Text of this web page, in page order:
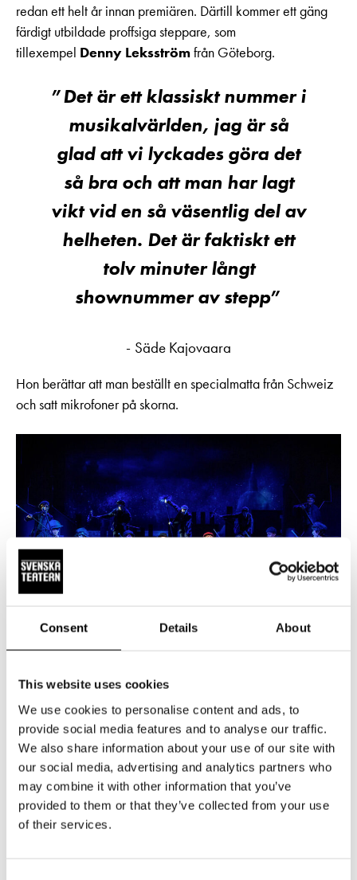
Consent Details About
This website uses cookies
We use cookies to personalise content and ads, to
provide social media features and to analyse our traffic.
We also share information about your use of our site with
our social media, advertising and analytics partners who
may combine it with other information that you’ve
provided to them or that they’ve collected from your use
of their services.
redan ett helt år innan premiären. Därtill kommer ett gäng
färdigt utbildade proffsiga steppare, som
tillexempel Denny Leksströmfrån Göteborg.
Det är ett klassiskt nummer i
musikalvärlden, jag är så
glad att vi lyckades göra det
så bra och att man har lagt
vikt vid en så väsentlig del av
helheten. Det är faktiskt ett
tolv minuter långt
shownummer av stepp
Säde Kajovaara
Hon berättar att man beställt en specialmatta från Schweiz
och satt mikrofoner på skorna.
Svenska Teaterns egen Mary Poppins,Josefin Silénhar
valts ut av världens största teatermogul Cameron
Mackintosh, som originalproducerat musikalerna Cats,
Miss Saigon, Fantomen på Operan, Les Misérables och
många fler. Hon har jobbat hårt för att nå den här nivån.
Silén studerade två år på Balettakademien i Göteborg och